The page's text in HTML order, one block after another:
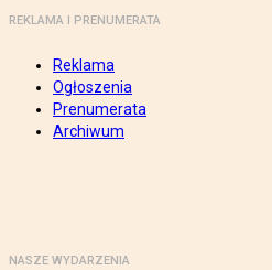
REKLAMA I PRENUMERATA
Reklama
Ogłoszenia
Prenumerata
Archiwum
NASZE WYDARZENIA